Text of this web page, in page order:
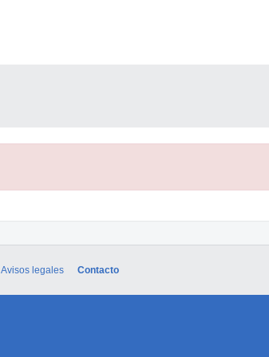
Avisos legales Contacto